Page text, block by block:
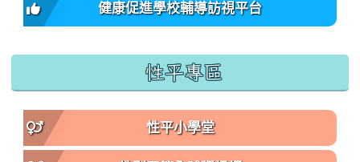
健康促進學校輔導訪視平台
性平專區
性平小學堂